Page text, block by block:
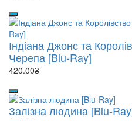
Індіана Джонс та
Черепа [Blu-Ray]
420.00₴
Залізна людина [Blu-